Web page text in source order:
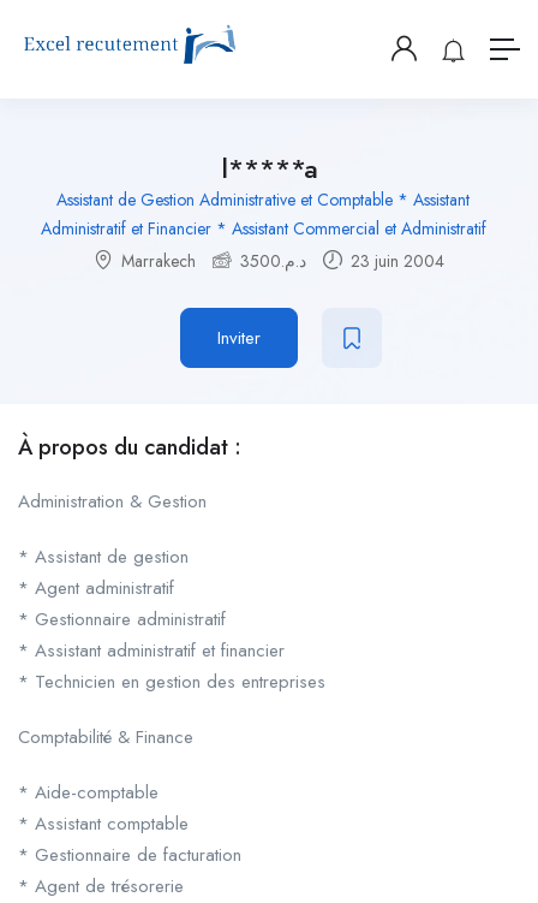
l*****a
Assistant de Gestion Administrative et Comptable * Assistant
Administratif et Financier * Assistant Commercial et Administratif
Marrakech
د.م.3500 23 juin 2004
Inviter
À propos du candidat :
Administration & Gestion
* Assistant de gestion
* Agent administratif
* Gestionnaire administratif
* Assistant administratif et financier
* Technicien en gestion des entreprises
Comptabilité & Finance
* Aide-comptable
* Assistant comptable
* Gestionnaire de facturation
* Agent de trésorerie